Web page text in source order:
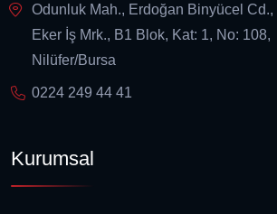
Odunluk Mah., Erdoğan Binyücel Cd.,
Eker İş Mrk., B1 Blok, Kat: 1, No: 108,
Nilüfer/Bursa
0224 249 44 41
Kurumsal